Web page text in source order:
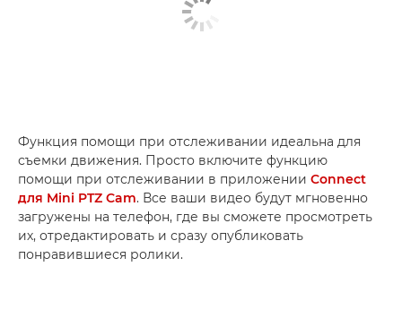
Функция помощи при отслеживании идеальна для
съемки движения. Просто включите функцию
помощи при отслеживании в приложении Connect
для Mini PTZ Cam. Все ваши видео будут мгновенно
загружены на телефон, где вы сможете просмотреть
их, отредактировать и сразу опубликовать
понравившиеся ролики.